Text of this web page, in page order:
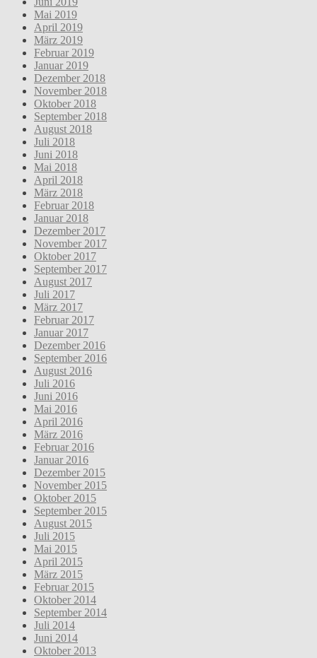
Mai 2019
April 2019
März 2019
Februar 2019
Januar 2019
Dezember 2018
November 2018
Oktober 2018
September 2018
August 2018
Juli 2018
Juni 2018
Mai 2018
April 2018
März 2018
Februar 2018
Januar 2018
Dezember 2017
November 2017
Oktober 2017
September 2017
August 2017
Juli 2017
März 2017
Februar 2017
Januar 2017
Dezember 2016
September 2016
August 2016
Juli 2016
Juni 2016
Mai 2016
April 2016
März 2016
Februar 2016
Januar 2016
Dezember 2015
November 2015
Oktober 2015
September 2015
August 2015
Juli 2015
Mai 2015
April 2015
März 2015
Februar 2015
Oktober 2014
September 2014
Juli 2014
Juni 2014
Oktober 2013